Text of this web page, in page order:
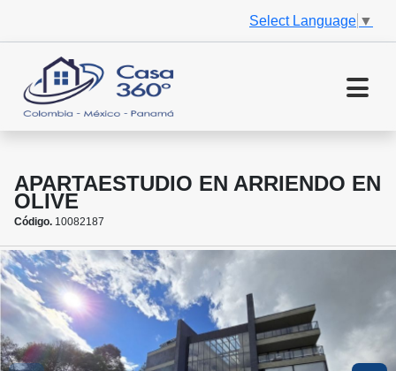
Select Language ▼
APARTAESTUDIO EN ARRIENDO EN
OLIVE
Código. 10082187